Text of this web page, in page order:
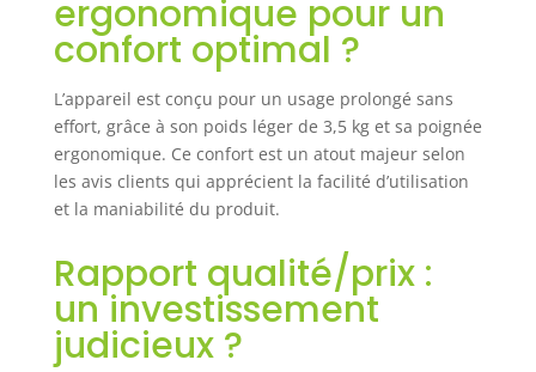
ou d'un débit d'air précis, ce
souffleur sans fil s'adapte à toutes
les tâches, des feuilles mortes aux
coins les plus étroits. 【Léger,
portatif et facile à assembler】
Pesant seulement 7,2 livres, ce
souffleur de feuilles portatif est
conçu de manière ergonomique
pour une utilisation confortable et
sans glissement. Le souffleur de
feuilles sans fil s'assemble en
quelques minutes - il suffit
d'enclencher la batterie et la buse
pour commencer. 【Utilisation
ergonomique pour un
confort optimal ?
L’appareil est conçu pour un usage prolongé sans
effort, grâce à son poids léger de 3,5 kg et sa poignée
ergonomique. Ce confort est un atout majeur selon
les avis clients qui apprécient la facilité d’utilisation
et la maniabilité du produit.
Rapport qualité/prix :
un investissement
judicieux ?